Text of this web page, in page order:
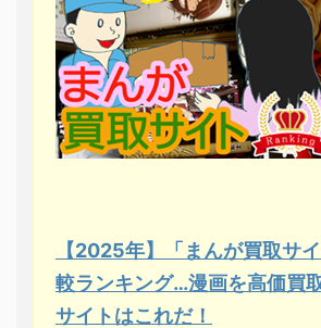
【2025年】「まんが買取サ
較ランキング…漫画を高価買
サイトはこれだ！